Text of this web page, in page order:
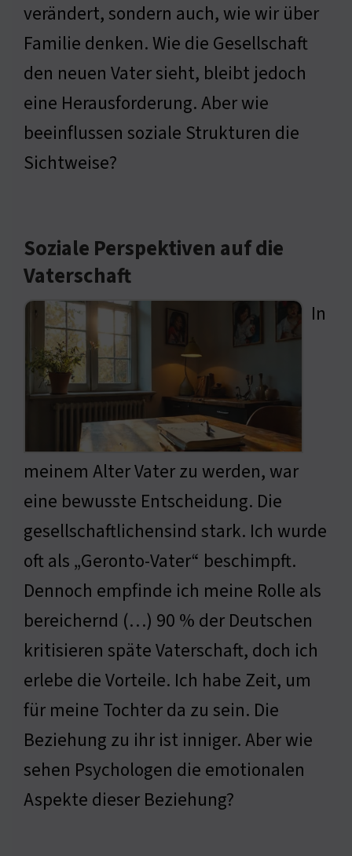
verändert, sondern auch, wie wir über
Familie denken. Wie die Gesellschaft
den neuen Vater sieht, bleibt jedoch
eine Herausforderung. Aber wie
beeinflussen soziale Strukturen die
Sichtweise?
Soziale Perspektiven auf die
Vaterschaft
In
meinem Alter Vater zu werden, war
eine bewusste Entscheidung. Die
gesellschaftlichensind stark. Ich wurde
oft als „Geronto-Vater“ beschimpft.
Dennoch empfinde ich meine Rolle als
bereichernd (…) 90 % der Deutschen
kritisieren späte Vaterschaft, doch ich
erlebe die Vorteile. Ich habe Zeit, um
für meine Tochter da zu sein. Die
Beziehung zu ihr ist inniger. Aber wie
sehen Psychologen die emotionalen
Aspekte dieser Beziehung?